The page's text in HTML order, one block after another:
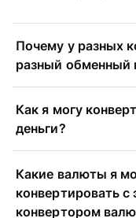
Почему у разных
разный обменный
Как я могу
деньги?
Какие валюты я
конвертировать с
конвертором